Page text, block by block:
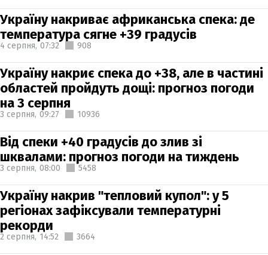
Україну накриває африканська спека: де
температура сягне +39 градусів
4 серпня, 07:32 908
Україну накриє спека до +38, але в частині
областей пройдуть дощі: прогноз погоди
на 3 серпня
3 серпня, 09:27 10936
Від спеки +40 градусів до злив зі
шквалами: прогноз погоди на тиждень
3 серпня, 08:00 5458
Україну накрив "тепловий купол": у 5
регіонах зафіксували температурні
рекорди
2 серпня, 14:52 3664